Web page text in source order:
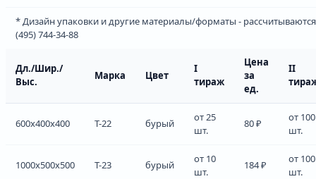
* Дизайн упаковки и другие материалы/форматы -
(495) 744-34-88
Дл./Шир./
Выс.
Марка Цвет
I
тираж
Цена
за
ед.
II
600x400x400 Т-22 бурый
от 25
шт.
80 ₽
от 100
шт.
1000x500x500 Т-23 бурый
от 10
шт.
184 ₽
от 100
шт.